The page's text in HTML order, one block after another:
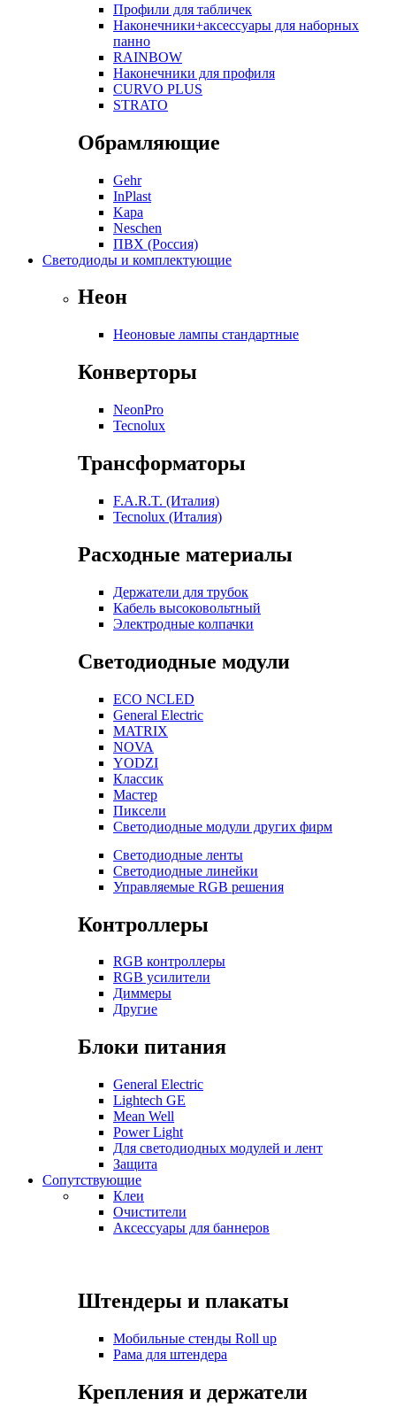
Профили для табличек
Наконечники+аксессуары для наборных
панно
RAINBOW
Наконечники для профиля
CURVO PLUS
STRATO
Обрамляющие
Gehr
InPlast
Kapa
Neschen
ПВХ (Россия)
Светодиоды и комплектующие
Неон
Неоновые лампы стандартные
Конверторы
NeonPro
Tecnolux
Трансформаторы
F.A.R.T. (Италия)
Tecnolux (Италия)
Расходные материалы
Держатели для трубок
Кабель высоковольтный
Электродные колпачки
Светодиодные модули
ECO NCLED
General Electric
MATRIX
NOVA
YODZI
Классик
Мастер
Пиксели
Светодиодные модули других фирм
Светодиодные ленты
Светодиодные линейки
Управляемые RGB решения
Контроллеры
RGB контроллеры
RGB усилители
Диммеры
Другие
Блоки питания
General Electric
Lightech GE
Mean Well
Power Light
Для светодиодных модулей и лент
Защита
Сопутствующие
Клеи
Очистители
Аксессуары для баннеров
Штендеры и плакаты
Мобильные стенды Roll up
Рама для штендера
Крепления и держатели